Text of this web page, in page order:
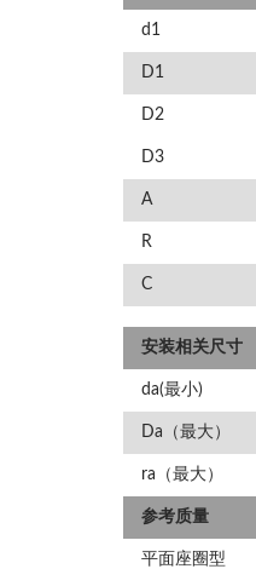
d1
D1
D2
D3
A
R
C
安装相关尺寸
da(最小)
Da（最大）
ra（最大）
参考质量
平面座圈型